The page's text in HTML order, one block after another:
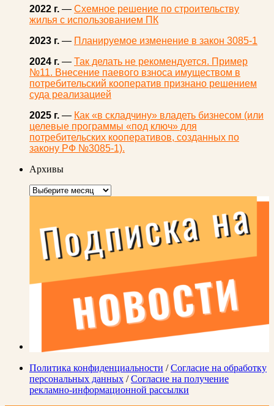
2022 г. — Схемное решение по строительству
жилья с использованием ПК
2023 г. — Планируемое изменение в закон 3085-1
2024 г. — Так делать не рекомендуется. Пример
№11. Внесение паевого взноса имуществом в
потребительский кооператив признано решением
суда реализацией
2025 г. — Как «в складчину» владеть бизнесом (или
целевые программы «под ключ» для
потребительских кооперативов, созданных по
закону РФ №3085-1).
Архивы
Архивы
Политика конфиденциальности /Согласие на обработку
персональных данных /Согласие на получение
рекламно-информационной рассылки